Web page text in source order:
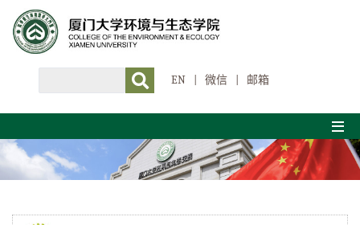
EN 微信 邮箱